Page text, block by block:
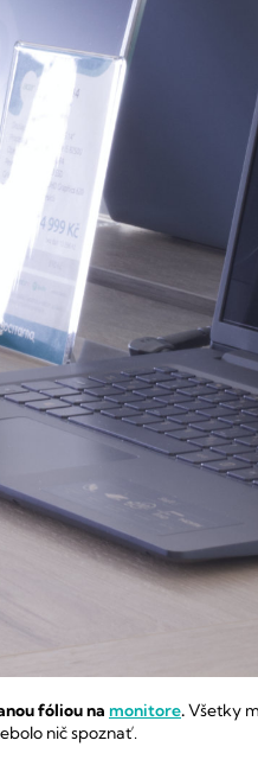
fóliou na monitore.Všetky
nič spoznať.